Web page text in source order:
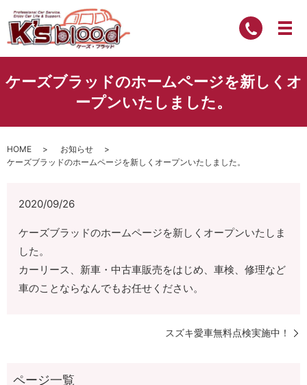
ケーズブラッドのホームページを新しくオ
ープンいたしました。
HOME
お知らせ
ケーズブラッドのホームページを新しくオープンいたしました。
2020/09/26
ケーズブラッドのホームページを新しくオープンいたしま
した。
カーリース、新車・中古車販売をはじめ、車検、修理など
車のことならなんでもお任せください。
スズキ愛車無料点検実施中！